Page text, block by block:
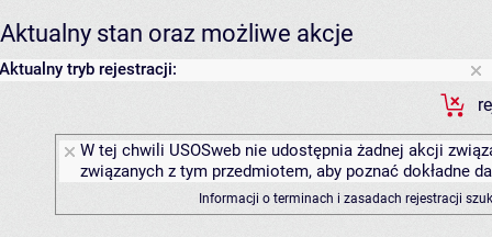
Aktualny stan oraz możliwe akcje
Aktualny tryb rejestracji:
W tej chwili USOSweb nie udostępnia żadnej akcji
związanych z tym przedmiotem, aby poznać dokładne
Informacji o terminach i zasadach rejestracji